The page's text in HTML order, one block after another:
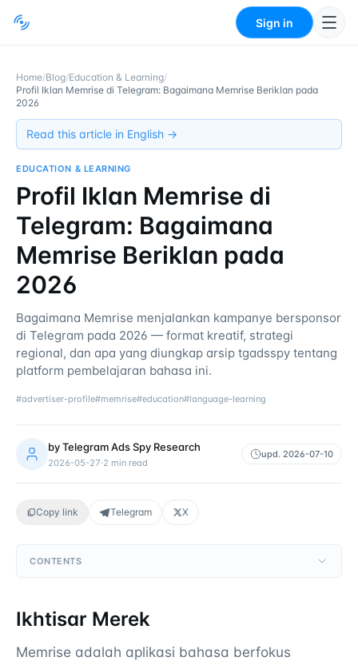
Sign in
Home/Blog/Education & Learning/
Profil Iklan Memrise di Telegram: Bagaimana Memrise Beriklan pada
2026
Read this article in English →
EDUCATION & LEARNING
Profil Iklan Memrise di
Telegram: Bagaimana
Memrise Beriklan pada
2026
Bagaimana Memrise menjalankan kampanye bersponsor
di Telegram pada 2026 — format kreatif, strategi
regional, dan apa yang diungkap arsip tgadsspy tentang
platform pembelajaran bahasa ini.
#advertiser-profile#memrise#education#language-learning
byTelegram Ads Spy Research
2026-05-27·2 min read
upd. 2026-07-10
Copy link Telegram X
CONTENTS
Ikhtisar Merek
Memrise adalah aplikasi bahasa berfokus